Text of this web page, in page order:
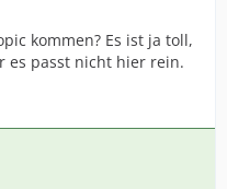
kommen? Es ist ja toll,
es passt nicht hier rein.